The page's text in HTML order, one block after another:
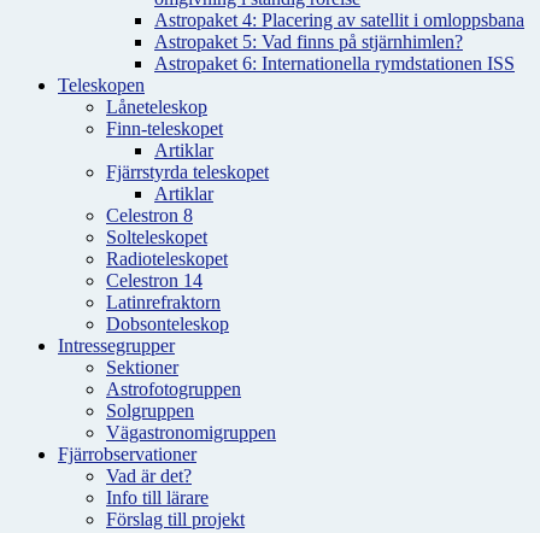
Astropaket 4: Placering av satellit i omloppsbana
Astropaket 5: Vad finns på stjärnhimlen?
Astropaket 6: Internationella rymdstationen ISS
Teleskopen
Låneteleskop
Finn-teleskopet
Artiklar
Fjärrstyrda teleskopet
Artiklar
Celestron 8
Solteleskopet
Radioteleskopet
Celestron 14
Latinrefraktorn
Dobsonteleskop
Intressegrupper
Sektioner
Astrofotogruppen
Solgruppen
Vägastronomigruppen
Fjärrobservationer
Vad är det?
Info till lärare
Förslag till projekt